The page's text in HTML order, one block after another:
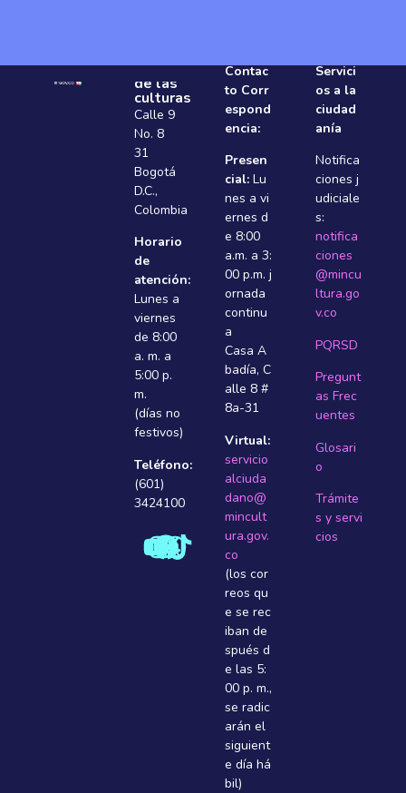
Ministerio
de las
culturas
Calle 9
No. 8
31
Bogotá
D.C.,
Colombia
Horario
de
atención:
Lunes a
viernes
de 8:00
a. m. a
5:00 p.
m.
(días no
festivos)
Teléfono:
(601)
3424100
Contac
to Corr
espond
encia:
Presen
cial: Lu
nes a vi
ernes d
e 8:00
a.m. a 3:
00 p.m. j
ornada
continu
a
Casa A
badí­a, C
alle 8 #
8a-31
Virtual:
servicio
alciuda
dano@
mincult
ura.gov.
co
(los cor
reos qu
e se rec
iban de
spués d
e las 5:
00 p. m.,
se radic
arán el
siguient
e dí­a há
bil)
Servici
os a la
ciudad
anía
Notifica
ciones j
udiciale
s:
notifica
ciones
@mincu
ltura.go
v.co
PQRSD
Pregunt
as Frec
uentes
Glosari
o
Trámite
s y servi
cios